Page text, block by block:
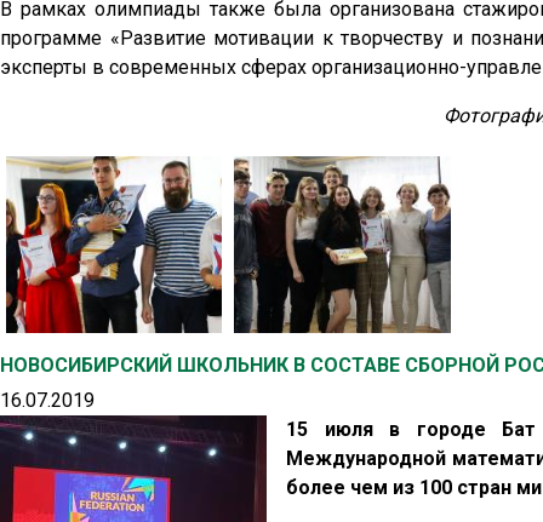
В рамках олимпиады также была организована
программе «Развитие мотивации к творчеству и
эксперты в современных сферах организационно-
НОВОСИБИРСКИЙ ШКОЛЬНИК В СОСТАВЕ СБОРНОЙ
16.07.2019
15 июля в городе Бат
Международной
более чем из 100 стран